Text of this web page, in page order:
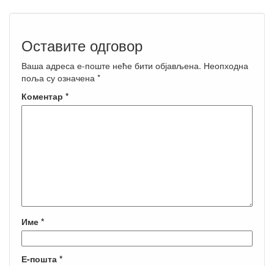
Оставите одговор
Ваша адреса е-поште неће бити објављена. Неопходна
поља су означена *
Коментар *
Име *
Е-пошта *